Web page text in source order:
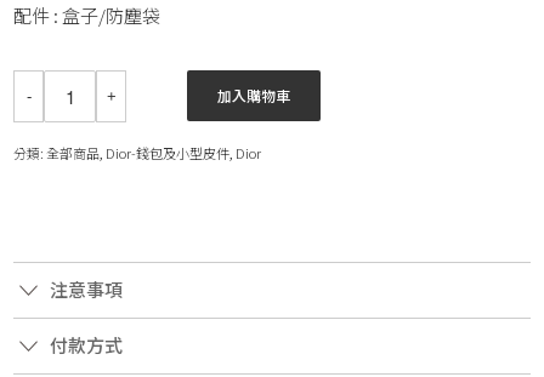
配件 : 盒子/防塵袋
加入購物車
分類:全部商品 Dior-錢包及小型皮件 Dior
注意事項
付款方式